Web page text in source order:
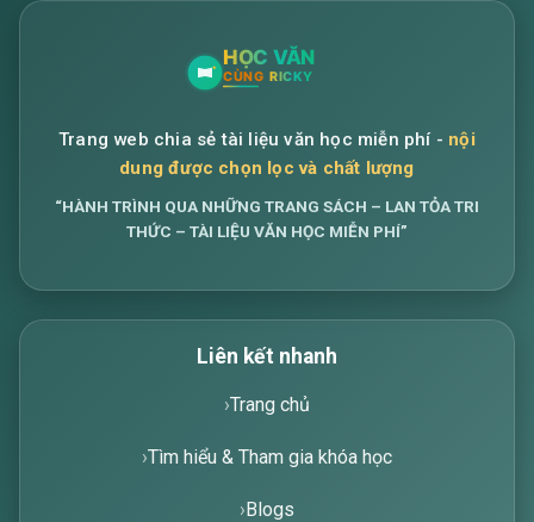
Trang web chia sẻ tài liệu văn học miễn phí - nội
dung được chọn lọc và chất lượng
“HÀNH TRÌNH QUA NHỮNG TRANG SÁCH – LAN TỎA TRI
THỨC – TÀI LIỆU VĂN HỌC MIỄN PHÍ”
Liên kết nhanh
Trang chủ
Tìm hiểu & Tham gia khóa học
Blogs